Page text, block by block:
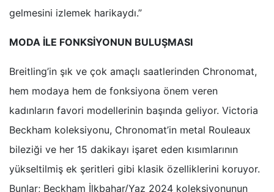
gelmesini izlemek harikaydı.”
MODA İLE FONKSİYONUN BULUŞMASI
Breitling’in şık ve çok amaçlı saatlerinden Chronomat,
hem modaya hem de fonksiyona önem veren
kadınların favori modellerinin başında geliyor. Victoria
Beckham koleksiyonu, Chronomat’in metal Rouleaux
bileziği ve her 15 dakikayı işaret eden kısımlarının
yükseltilmiş ek şeritleri gibi klasik özelliklerini koruyor.
Bunlar; Beckham İlkbahar/Yaz 2024 koleksiyonunun